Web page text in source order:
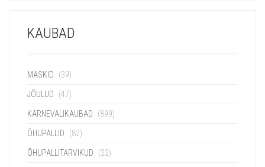
KAUBAD
MASKID (39)
JÕULUD (47)
KARNEVALIKAUBAD (899)
ÕHUPALLID (82)
ÕHUPALLITARVIKUD (22)